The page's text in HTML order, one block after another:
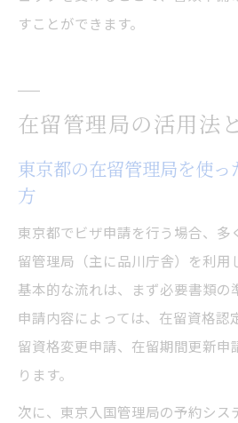
すことができます。
在留管理局の活用法
東京都の在留管理局を使っ
方
東京都でビザ申請を行う場合、多
留管理局（主に品川庁舎）を利用
基本的な流れは、まず必要書類の
申請内容によっては、在留資格認
留資格変更申請、在留期間更新申
ります。
次に、東京入国管理局の予約シス